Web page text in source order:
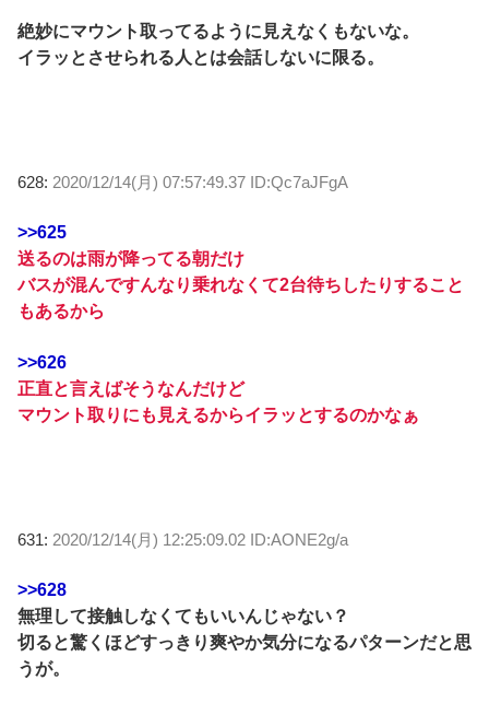
絶妙にマウント取ってるように見えなくもないな。
イラッとさせられる人とは会話しないに限る。
628: 2020/12/14(月) 07:57:49.37 ID:Qc7aJFgA
>>625
送るのは雨が降ってる朝だけ
バスが混んですんなり乗れなくて2台待ちしたりすること
もあるから
>>626
正直と言えばそうなんだけど
マウント取りにも見えるからイラッとするのかなぁ
631: 2020/12/14(月) 12:25:09.02 ID:AONE2g/a
>>628
無理して接触しなくてもいいんじゃない？
切ると驚くほどすっきり爽やか気分になるパターンだと思
うが。